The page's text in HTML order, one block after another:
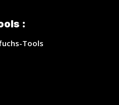
:
Tools